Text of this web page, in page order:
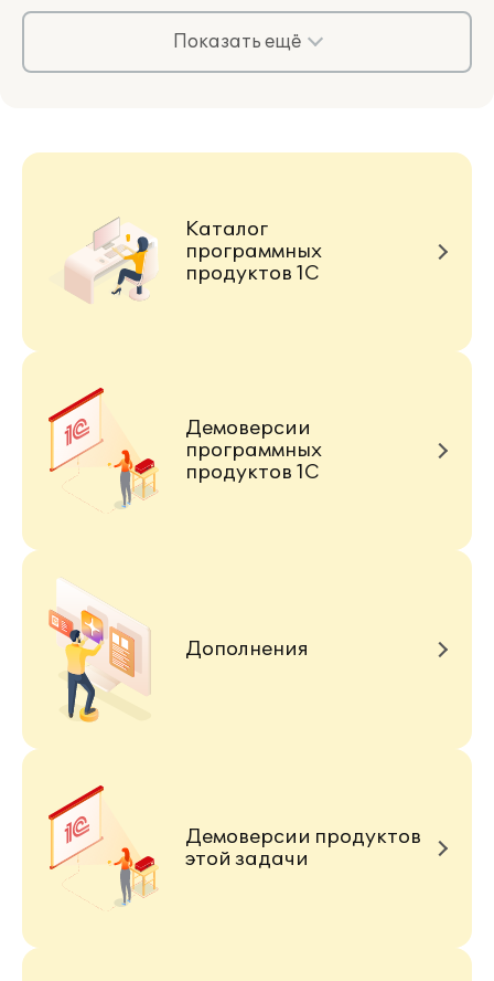
Показать ещё
Каталог
программных
продуктов 1С
Демоверсии
программных
продуктов 1С
Дополнения
Демоверсии продуктов
этой задачи